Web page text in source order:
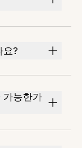
요?
가능한가